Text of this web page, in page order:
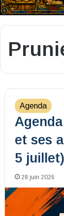
Agenda
et ses
5 juillet)
28 juin 2026